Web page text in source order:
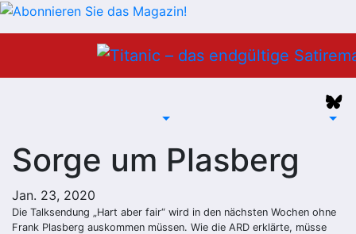
Sorge um Plasberg
Jan. 23, 2020
Die Talksendung „Hart aber fair“ wird in den nächsten Wochen ohne
Frank Plasberg auskommen müssen. Wie die ARD erklärte, müsse